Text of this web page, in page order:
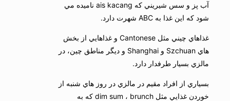
آب پز و سس شيريني كه ais kacang ناميده مي
شود كه اين غذا به ABC شهرت دارد.
غذاهاي چيني مثل Cantonese و غذاهايي از بخش
هاي Szchuan و Shanghai و ديگر مناطق چين، در
مالزي بسيار طرفدار دارد.
بسياري از افراد مقيم در مالزي در روز هاي شنبه از
خوردن غذايي مثل dim sum ، brunch كه به